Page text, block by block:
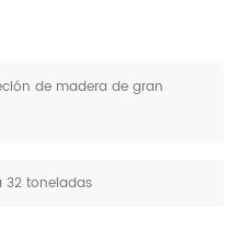
de madera de gran
32 toneladas